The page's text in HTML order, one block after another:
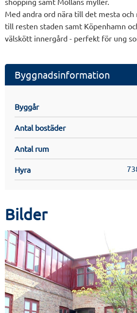
Med andra ord nära till det mesta
till resten staden samt Köpenhamn
välskött innergård - perfekt för ung
Byggnadsinformation
Byggår
Antal bostäder
Antal rum
Hyra
Bilder